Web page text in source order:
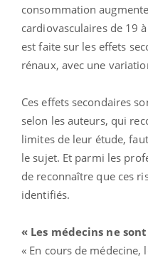
consommation
cardiovasculaires de 19
est faite sur les effets
rénaux, avec une
Ces effets secondaires
selon les auteurs, qui
limites de leur étude,
le sujet. Et parmi les
de reconnaître que ces
identifiés.
« Les médecins ne
« En cours de